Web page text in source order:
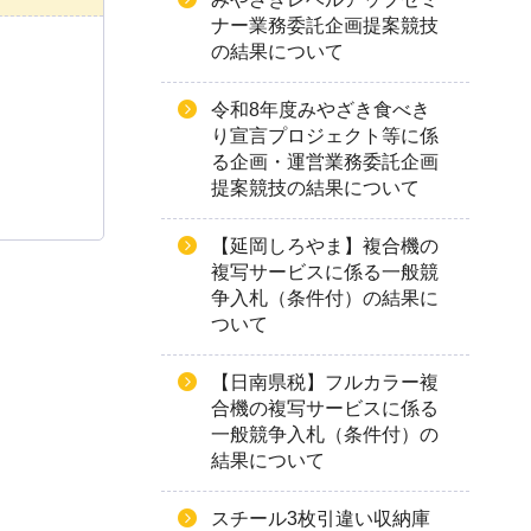
ナー業務委託企画提案競技
の結果について
令和8年度みやざき食べき
り宣言プロジェクト等に係
る企画・運営業務委託企画
提案競技の結果について
【延岡しろやま】複合機の
複写サービスに係る一般競
争入札（条件付）の結果に
ついて
【日南県税】フルカラー複
合機の複写サービスに係る
一般競争入札（条件付）の
結果について
スチール3枚引違い収納庫